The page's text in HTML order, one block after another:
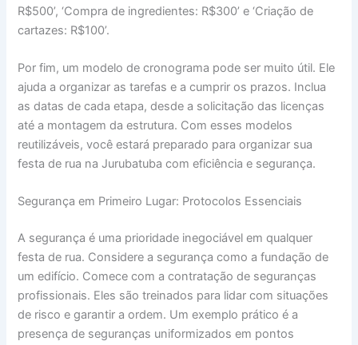
R$500’, ‘Compra de ingredientes: R$300’ e ‘Criação de
cartazes: R$100’.
Por fim, um modelo de cronograma pode ser muito útil. Ele
ajuda a organizar as tarefas e a cumprir os prazos. Inclua
as datas de cada etapa, desde a solicitação das licenças
até a montagem da estrutura. Com esses modelos
reutilizáveis, você estará preparado para organizar sua
festa de rua na Jurubatuba com eficiência e segurança.
Segurança em Primeiro Lugar: Protocolos Essenciais
A segurança é uma prioridade inegociável em qualquer
festa de rua. Considere a segurança como a fundação de
um edifício. Comece com a contratação de seguranças
profissionais. Eles são treinados para lidar com situações
de risco e garantir a ordem. Um exemplo prático é a
presença de seguranças uniformizados em pontos